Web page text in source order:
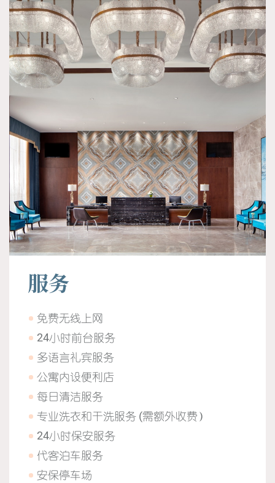
服务
免费无线上网
24小时前台服务
多语言礼宾服务
公寓内设便利店
每日清洁服务
专业洗衣和干洗服务 (需额外收费）
24小时保安服务
代客泊车服务
安保停车场